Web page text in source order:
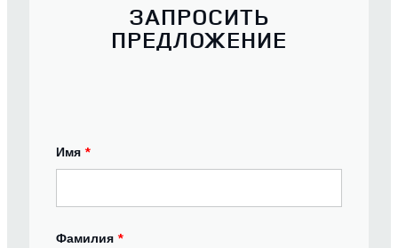
ЗАПРОСИТЬ
ПРЕДЛОЖЕНИЕ
Имя *
Фамилия *